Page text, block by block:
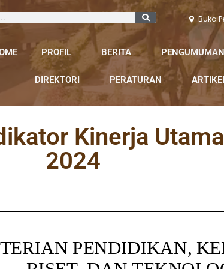
Buka
PROFIL BERITA PENGUMUMAN
DIREKTORI PERATURAN
Kinerja
2024